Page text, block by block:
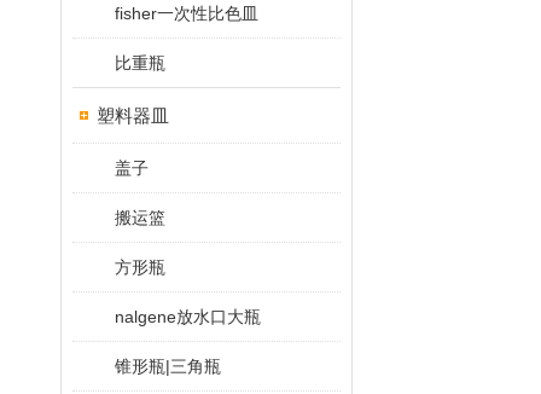
fisher一次性比色皿
比重瓶
塑料器皿
盖子
搬运篮
方形瓶
nalgene放水口大瓶
锥形瓶|三角瓶